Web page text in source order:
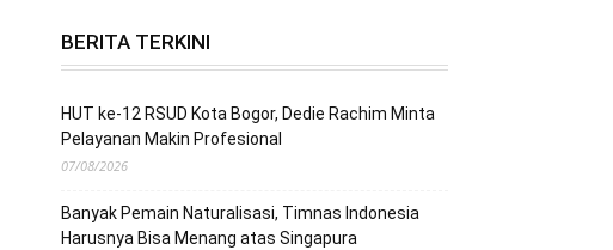
BERITA TERKINI
HUT ke-12 RSUD Kota Bogor, Dedie Rachim Minta
Pelayanan Makin Profesional
07/08/2026
Banyak Pemain Naturalisasi, Timnas Indonesia
Harusnya Bisa Menang atas Singapura